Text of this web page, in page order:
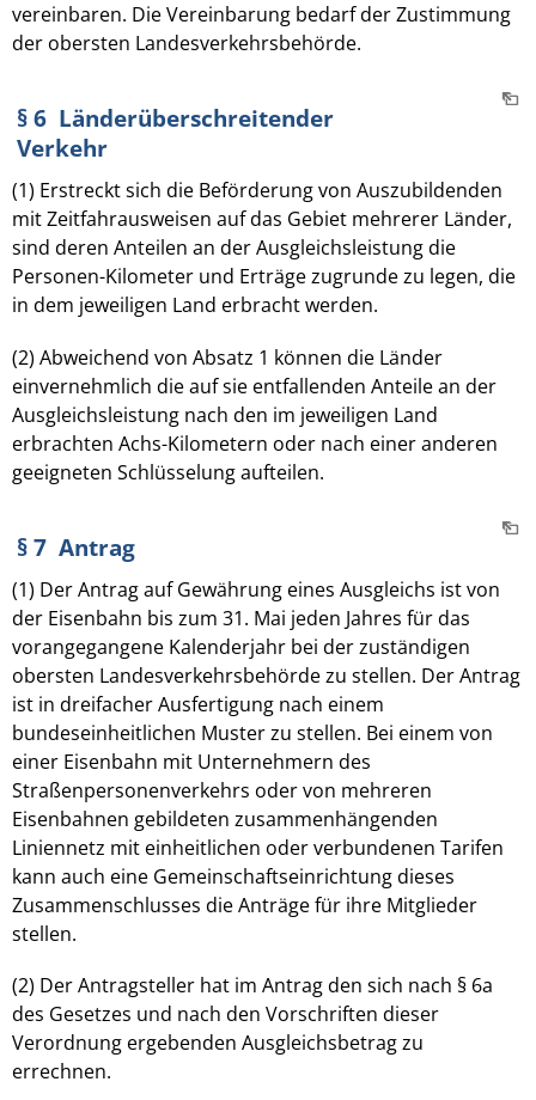
vereinbaren. Die Vereinbarung bedarf der Zustimmung
der obersten Landesverkehrsbehörde.
§ 6 Länderüberschreitender
Verkehr
(1) Erstreckt sich die Beförderung von Auszubildenden
mit Zeitfahrausweisen auf das Gebiet mehrerer Länder,
sind deren Anteilen an der Ausgleichsleistung die
Personen-Kilometer und Erträge zugrunde zu legen, die
in dem jeweiligen Land erbracht werden.
(2) Abweichend von Absatz 1 können die Länder
einvernehmlich die auf sie entfallenden Anteile an der
Ausgleichsleistung nach den im jeweiligen Land
erbrachten Achs-Kilometern oder nach einer anderen
geeigneten Schlüsselung aufteilen.
§ 7 Antrag
(1) Der Antrag auf Gewährung eines Ausgleichs ist von
der Eisenbahn bis zum 31. Mai jeden Jahres für das
vorangegangene Kalenderjahr bei der zuständigen
obersten Landesverkehrsbehörde zu stellen. Der Antrag
ist in dreifacher Ausfertigung nach einem
bundeseinheitlichen Muster zu stellen. Bei einem von
einer Eisenbahn mit Unternehmern des
Straßenpersonenverkehrs oder von mehreren
Eisenbahnen gebildeten zusammenhängenden
Liniennetz mit einheitlichen oder verbundenen Tarifen
kann auch eine Gemeinschaftseinrichtung dieses
Zusammenschlusses die Anträge für ihre Mitglieder
stellen.
(2) Der Antragsteller hat im Antrag den sich nach § 6a
des Gesetzes und nach den Vorschriften dieser
Verordnung ergebenden Ausgleichsbetrag zu
errechnen.